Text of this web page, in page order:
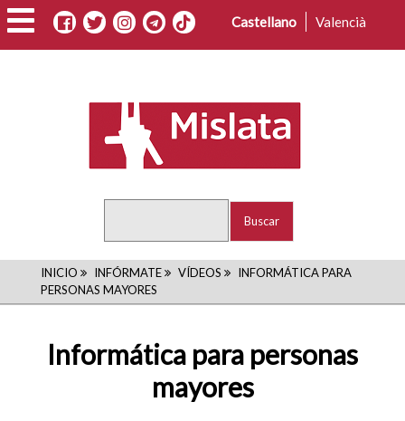
Pasar
al
contenido
Castellano Valencià
RUTA
DE
NAVEGACIÓN
INICIO INFÓRMATE VÍDEOS
INFORMÁTICA PARA
PERSONAS MAYORES
Informática para personas
mayores